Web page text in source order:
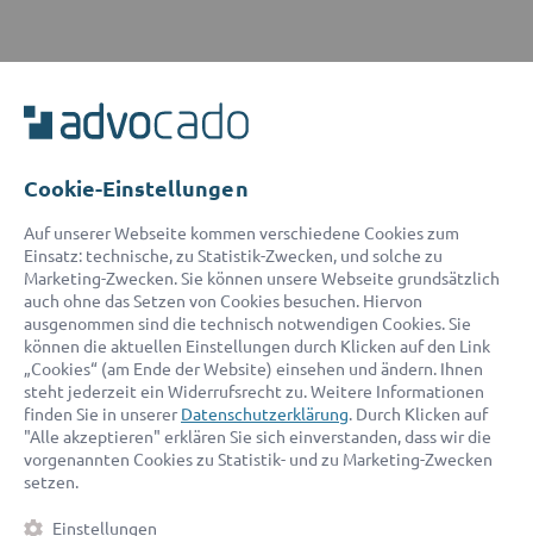
Unser Serviceteam ist von 8:00 bis 17:00 Uhr für Sie erreichbar.
E-Mail:
service@advocado.com
© 2026 advocado - einfach online den passenden Rechtsanwalt finden
Auszeichnungen:
Cookie-Einstellungen
Auf unserer Webseite kommen verschiedene Cookies zum
Einsatz: technische, zu Statistik-Zwecken, und solche zu
Marketing-Zwecken. Sie können unsere Webseite grundsätzlich
auch ohne das Setzen von Cookies besuchen. Hiervon
ausgenommen sind die technisch notwendigen Cookies. Sie
können die aktuellen Einstellungen durch Klicken auf den Link
„Cookies“ (am Ende der Website) einsehen und ändern. Ihnen
steht jederzeit ein Widerrufsrecht zu. Weitere Informationen
finden Sie in unserer Datenschutzerklärung. Durch Klicken auf
"Alle akzeptieren" erklären Sie sich einverstanden, dass wir die
vorgenannten Cookies zu Statistik- und zu Marketing-Zwecken
setzen.
Einstellungen